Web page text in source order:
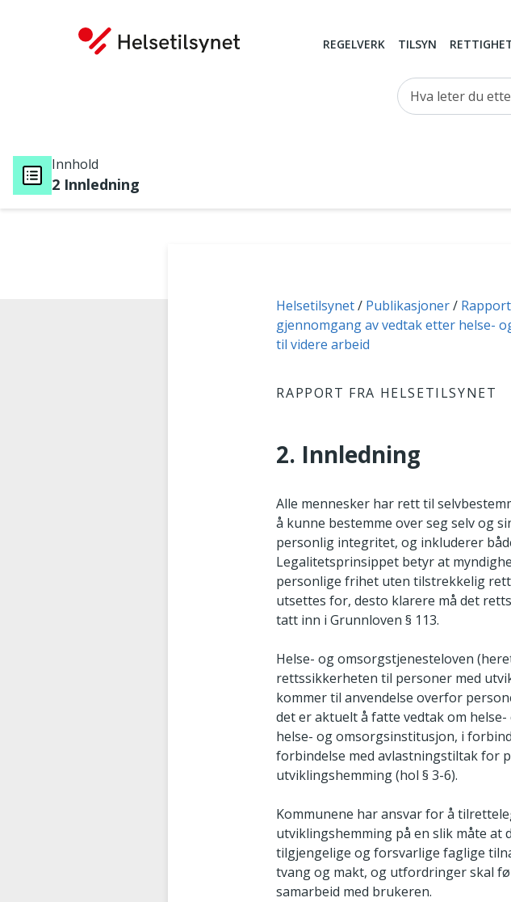
REGELVERK TILSYN
Hva leter du etter?
Innhold
2 Innledning
Du er her:
Helsetilsynet Publikasjoner
gjennomgang av vedtak etter helse-
til videre arbeid
RAPPORT FRA HELSETILSYNET
2. Innledning
Alle mennesker har rett til
å kunne bestemme over seg selv og
personlig integritet, og inkluderer
Legalitetsprinsippet betyr at
personlige frihet uten tilstrekkelig
utsettes for, desto klarere må det
tatt inn i Grunnloven § 113.
Helse- og omsorgstjenesteloven
rettssikkerheten til personer med
kommer til anvendelse overfor
det er aktuelt å fatte vedtak om
helse- og omsorgsinstitusjon, i
forbindelse med avlastningstiltak for
utviklingshemming (hol § 3-6).
Kommunene har ansvar for å
utviklingshemming på en slik måte at
tilgjengelige og forsvarlige faglige
tvang og makt, og utfordringer skal
samarbeid med brukeren.